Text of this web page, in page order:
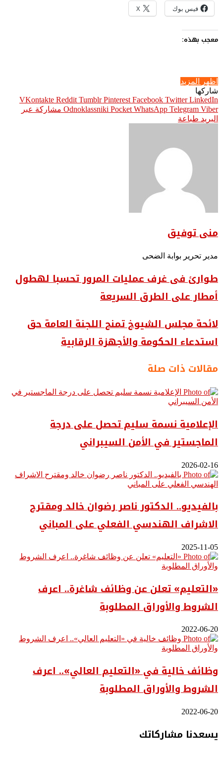
فيس بوك X
معجب بهذه:
اظهر المزيد
شاركها
Facebook Twitter LinkedIn
Pinterest
Odnoklassniki Pocket WhatsApp Telegram Viber
مشاركة عبر
البريد طباعة
منى توفيق
مدير تحرير بوابة الضحى
طوارئ فى غرف عمليات المرور تحسبا لهطول
أمطار على الطرق السريعة
لائحة مجلس الشيوخ تمنح اللجنة العامة حق
استدعاء الحكومة والأجهزة الرقابية
مقالات ذات صلة
الإعلامية نسمة سليم تحصل على درجة
الماجستير في الأمن السيبراني
2026-02-16
بالفيديو.. ‎الدكتور ناصر رضوان خالد ومقترح
الاشراف الهندسي الفعلي على المباني
2025-11-05
«التعليم» تعلن عن وظائف شاغرة.. اعرف
الشروط والأوراق المطلوبة
2022-06-20
وظائف خالية في «التعليم العالي».. اعرف
الشروط والأوراق المطلوبة
2022-06-20
يسعدنا مشاركاتك